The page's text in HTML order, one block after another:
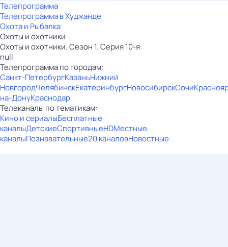
Телепрограмма
Телепрограмма в Худжанде
Охота и Рыбалка
Охоты и охотники
Охоты и охотники. Сезон 1. Серия 10-я
null
Телепрограмма по городам:
Санкт-ПетербургКазаньНижний
НовгородЧелябинскЕкатеринбургНовосибирскСочи
на-ДонуКраснодар
Телеканалы по тематикам:
Кино и сериалыБесплатные
каналыДетскиеСпортивныеHDМестные
каналыПознавательные20 каналовНовостные